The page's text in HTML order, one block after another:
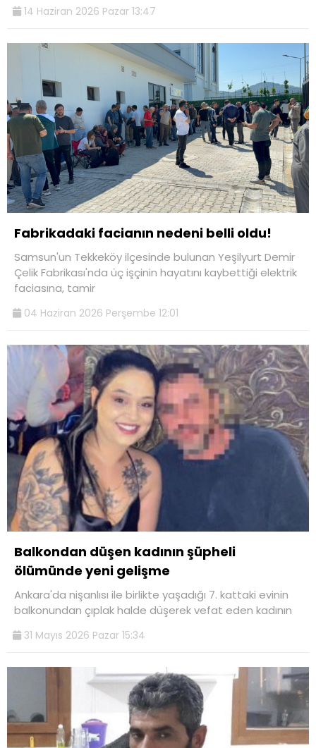
14 Haziran 2026 Pazar 13:47
Fabrikadaki facianın nedeni belli oldu!
Samsun'un Tekkeköy ilçesinde bulunan Yeşilyurt Demir
Çelik Fabrikası'nda üç işçinin hayatını kaybettiği elektrik
faciasına, tamir
04 Haziran 2026 Perşembe 12:01
Balkondan düşen kadının şüpheli
ölümünde yeni gelişme
Ankara'da nişanlısı ile birlikte yaşadığı 7. kattaki evinin
balkonundan çıplak halde düşerek vefat eden kadının
31 Mayıs 2026 Pazar 15:34